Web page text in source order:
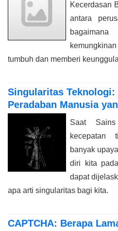
Kecerdasan
antara
tumbuh dan memberi
Singularitas Teknologi:
Peradaban Manusia
Saat
kecepatan
banyak
diri kita
dapat
apa arti singularitas bagi kita.
CAPTCHA: Berapa